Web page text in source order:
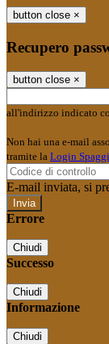
button close ×
Recupero
button close ×
all'indirizzo indicato
Non hai una e-mail
tramite la Login
E-mail inviata, si
Errore
Chiudi
Successo
Chiudi
Informazione
Chiudi